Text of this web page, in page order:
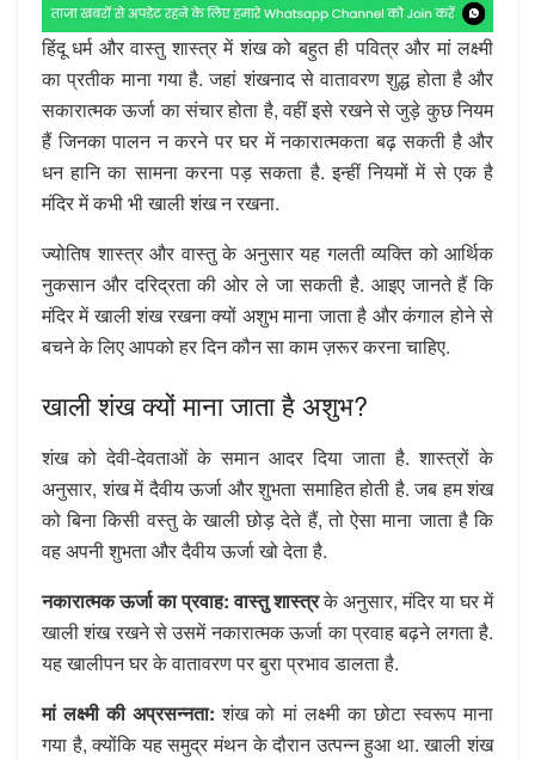
हिंदू धर्म और वास्तु शास्त्र में शंख को बहुत ही पवित्र और मां लक्ष्मी
का प्रतीक माना गया है. जहां शंखनाद से वातावरण शुद्ध होता है और
सकारात्मक ऊर्जा का संचार होता है, वहीं इसे रखने से जुड़े कुछ नियम
हैं जिनका पालन न करने पर घर में नकारात्मकता बढ़ सकती है और
धन हानि का सामना करना पड़ सकता है. इन्हीं नियमों में से एक है
मंदिर में कभी भी खाली शंख न रखना.
ज्योतिष शास्त्र और वास्तु के अनुसार यह गलती व्यक्ति को आर्थिक
नुकसान और दरिद्रता की ओर ले जा सकती है. आइए जानते हैं कि
मंदिर में खाली शंख रखना क्यों अशुभ माना जाता है और कंगाल होने से
बचने के लिए आपको हर दिन कौन सा काम ज़रूर करना चाहिए.
खाली शंख क्यों माना जाता है अशुभ?
शंख को देवी-देवताओं के समान आदर दिया जाता है. शास्त्रों के
अनुसार, शंख में दैवीय ऊर्जा और शुभता समाहित होती है. जब हम शंख
को बिना किसी वस्तु के खाली छोड़ देते हैं, तो ऐसा माना जाता है कि
वह अपनी शुभता और दैवीय ऊर्जा खो देता है.
नकारात्मक ऊर्जा का प्रवाह: वास्तु शास्त्रके अनुसार, मंदिर या घर में
खाली शंख रखने से उसमें नकारात्मक ऊर्जा का प्रवाह बढ़ने लगता है.
यह खालीपन घर के वातावरण पर बुरा प्रभाव डालता है.
मां लक्ष्मी की अप्रसन्नता: शंख को मां लक्ष्मी का छोटा स्वरूप माना
गया है, क्योंकि यह समुद्र मंथन के दौरान उत्पन्न हुआ था. खाली शंख